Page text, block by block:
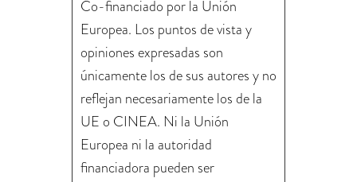
Co-financiado por la Unión
Europea. Los puntos de vista y
opiniones expresadas son
únicamente los de sus autores y no
reflejan necesariamente los de la
UE o CINEA. Ni la Unión
Europea ni la autoridad
financiadora pueden ser